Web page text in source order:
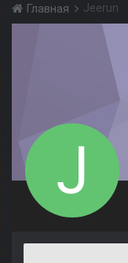
Главная Jeerun